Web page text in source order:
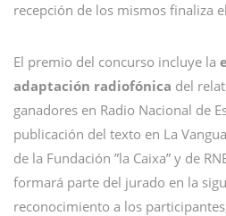
recepción de los mismos finaliza
El premio del concurso incluye la
adaptación radiofónica del
ganadores en Radio Nacional de
publicación del texto en La
de la Fundación ”la Caixa” y de
formará parte del jurado en la
reconocimiento a los